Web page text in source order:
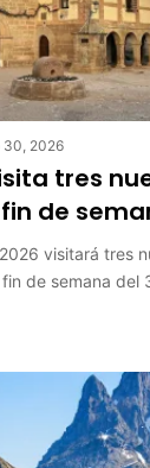
30, 2026
tres
de
visitará tres
de semana del